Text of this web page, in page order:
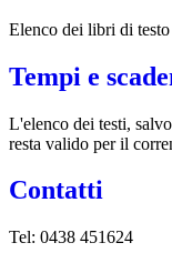
Elenco dei libri di
Tempi e
L'elenco dei testi,
resta valido per il
Contatti
Tel: 0438 451624